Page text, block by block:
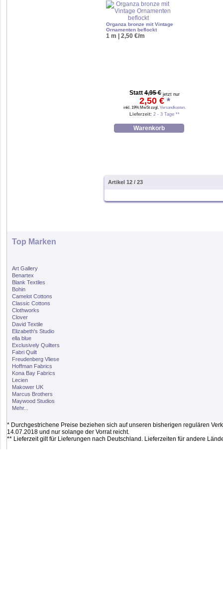
Organza bronze mit Vintage
Ornamenten beflockt
1 m | 2,50 €/m
Statt 4,95 € jetzt nur
2,50 € *
inkl. 19% MwSt zzgl. Versandkosten.
Lieferzeit: 2 - 3 Tage **
Artikel 12 / 23
Top Marken
Art Gallery
Benartex
Blank Textiles
Bohin
Camelot Cottons
Classic Cottons
Clothworks
Clover
David Textile
Elizabeth's Studio
ella blue
Exclusively Quilters
Fabri Quilt
Freudenberg Vliese
Hoffman Fabrics
Kona Bay Fabrics
Lecien
Makower UK
Marcus Brothers
Maywood Studios
Mehr...
* Durchgestrichene Preise beziehen sich auf unseren bisherigen regulären
14.07.2018 und nur solange der Vorrat reicht.
** Lieferzeit gilt für Lieferungen nach Deutschland. Lieferzeiten für andere